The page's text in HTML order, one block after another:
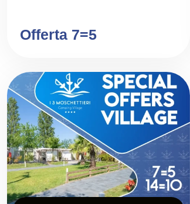
Offerta 7=5